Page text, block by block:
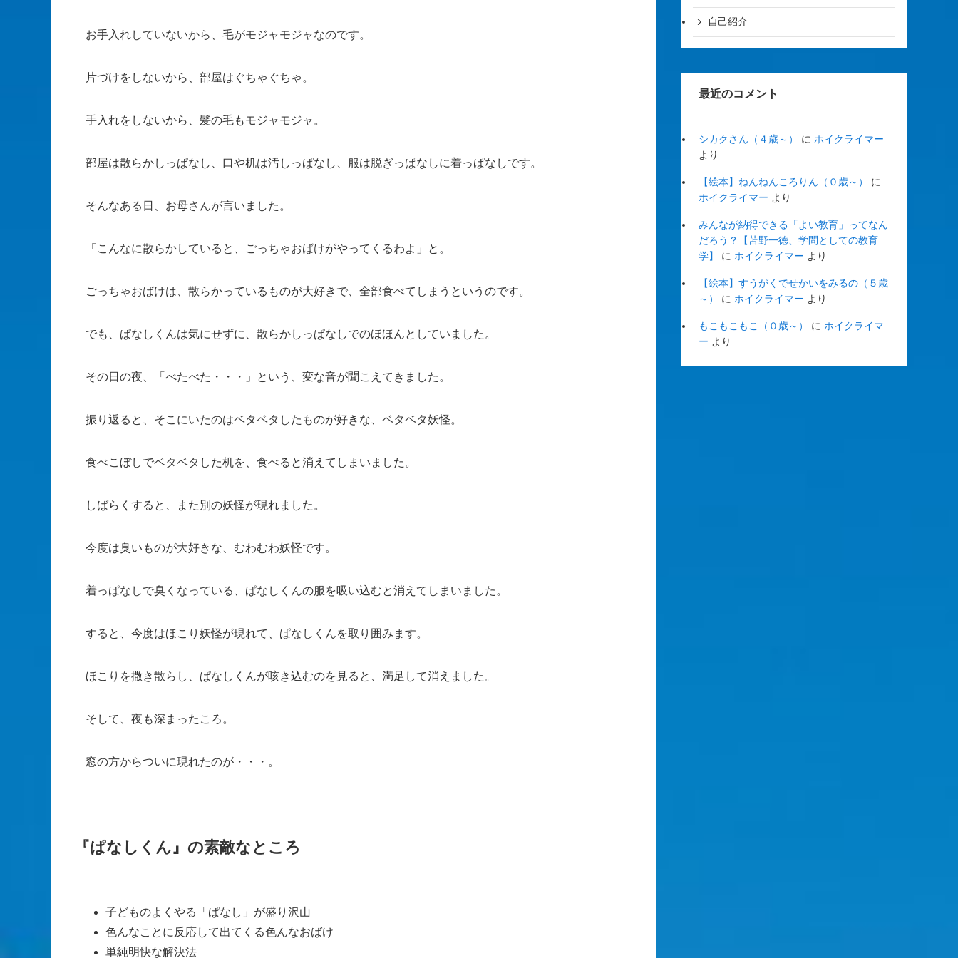
お手入れしていないから、毛がモジャモジャなのです。
片づけをしないから、部屋はぐちゃぐちゃ。
手入れをしないから、髪の毛もモジャモジャ。
部屋は散らかしっぱなし、口や机は汚しっぱなし、服は脱ぎっぱなしに着っぱなしです。
そんなある日、お母さんが言いました。
「こんなに散らかしていると、ごっちゃおばけがやってくるわよ」と。
ごっちゃおばけは、散らかっているものが大好きで、全部食べてしまうというのです。
でも、ぱなしくんは気にせずに、散らかしっぱなしでのほほんとしていました。
その日の夜、「べたべた・・・」という、変な音が聞こえてきました。
振り返ると、そこにいたのはベタベタしたものが好きな、ベタベタ妖怪。
食べこぼしでベタベタした机を、食べると消えてしまいました。
しばらくすると、また別の妖怪が現れました。
今度は臭いものが大好きな、むわむわ妖怪です。
着っぱなしで臭くなっている、ぱなしくんの服を吸い込むと消えてしまいました。
すると、今度はほこり妖怪が現れて、ぱなしくんを取り囲みます。
ほこりを撒き散らし、ぱなしくんが咳き込むのを見ると、満足して消えました。
そして、夜も深まったころ。
窓の方からついに現れたのが・・・。
『ぱなしくん』の素敵なところ
子どものよくやる「ぱなし」が盛り沢山
色んなことに反応して出てくる色んなおばけ
単純明快な解決法
自己紹介
最近のコメント
シカクさん（４歳～） に ホイクライマー
より
【絵本】ねんねんころりん（０歳～）
に
ホイクライマー より
みんなが納得できる「よい教育」ってなん
だろう？【苫野一徳、学問としての教育
学】
に ホイクライマー より
【絵本】すうがくでせかいをみるの（５歳
～）
に ホイクライマー より
もこもこもこ（０歳～） に ホイクライマ
ー より